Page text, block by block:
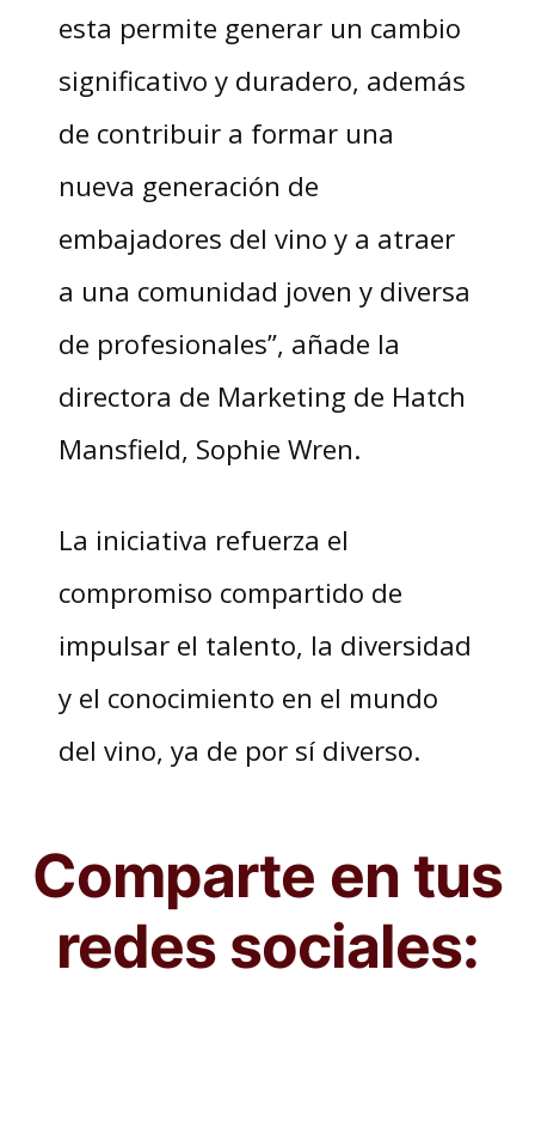
esta permite generar un cambio
significativo y duradero, además
de contribuir a formar una
nueva generación de
embajadores del vino y a atraer
a una comunidad joven y diversa
de profesionales”, añade la
directora de Marketing de Hatch
Mansfield, Sophie Wren.
La iniciativa refuerza el
compromiso compartido de
impulsar el talento, la diversidad
y el conocimiento en el mundo
del vino, ya de por sí diverso.
Comparte en tus
redes sociales: